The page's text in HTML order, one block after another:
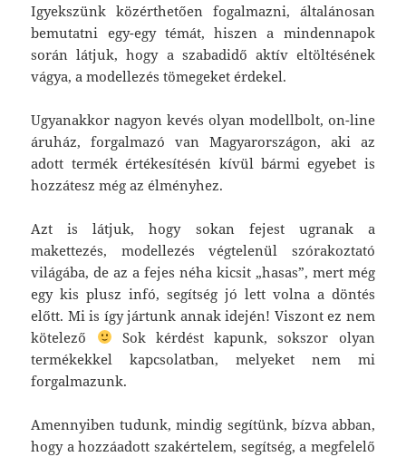
Igyekszünk közérthetően fogalmazni, általánosan
bemutatni egy-egy témát, hiszen a mindennapok
során látjuk, hogy a szabadidő aktív eltöltésének
vágya, a modellezés tömegeket érdekel.
Ugyanakkor nagyon kevés olyan modellbolt, on-line
áruház, forgalmazó van Magyarországon, aki az
adott termék értékesítésén kívül bármi egyebet is
hozzátesz még az élményhez.
Azt is látjuk, hogy sokan fejest ugranak a
makettezés, modellezés végtelenül szórakoztató
világába, de az a fejes néha kicsit „hasas”, mert még
egy kis plusz infó, segítség jó lett volna a döntés
előtt. Mi is így jártunk annak idején! Viszont ez nem
kötelező
Sok kérdést kapunk, sokszor olyan
termékekkel kapcsolatban, melyeket nem mi
forgalmazunk.
Amennyiben tudunk, mindig segítünk, bízva abban,
hogy a hozzáadott szakértelem, segítség, a megfelelő